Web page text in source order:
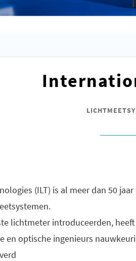
(ILT) is al meer dan 50
lichtmeter introduceerden,
en optische ingenieurs